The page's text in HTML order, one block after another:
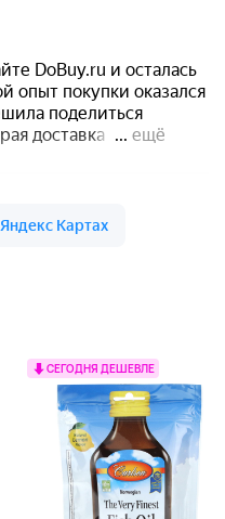
СЕГОДНЯ ДЕШЕВЛЕ